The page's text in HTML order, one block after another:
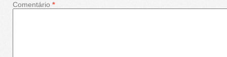
Comentário *